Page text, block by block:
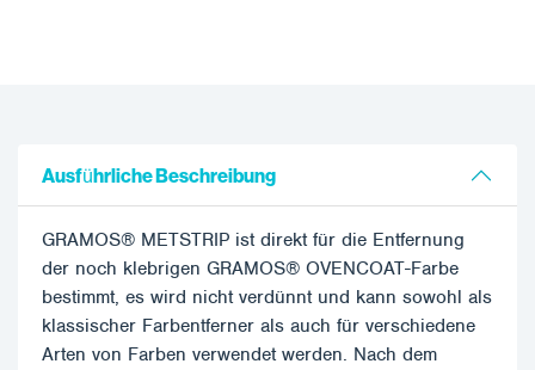
Ausführliche Beschreibung
GRAMOS® METSTRIP ist direkt für die Entfernung
der noch klebrigen GRAMOS® OVENCOAT-Farbe
bestimmt, es wird nicht verdünnt und kann sowohl als
klassischer Farbentferner als auch für verschiedene
Arten von Farben verwendet werden. Nach dem